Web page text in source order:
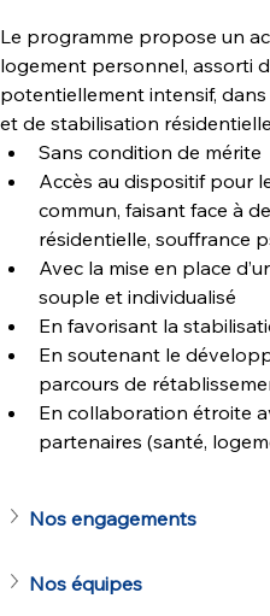
Le programme propose un
logement personnel, assorti
potentiellement intensif,
et de stabilisation
Sans condition de mérite
Accès au dispositif pour
commun, faisant face à
résidentielle, souffrance
Avec la mise en place
souple et individualisé
En favorisant la
En soutenant le
parcours de
En collaboration étroite
partenaires (santé,
Nos engagements
Nos équipes